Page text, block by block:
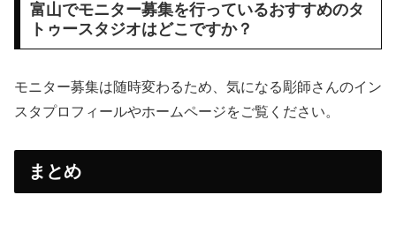
富山でモニター募集を行っているおすすめのタ
トゥースタジオはどこですか？
モニター募集は随時変わるため、気になる彫師さんのイン
スタプロフィールやホームページをご覧ください。
まとめ